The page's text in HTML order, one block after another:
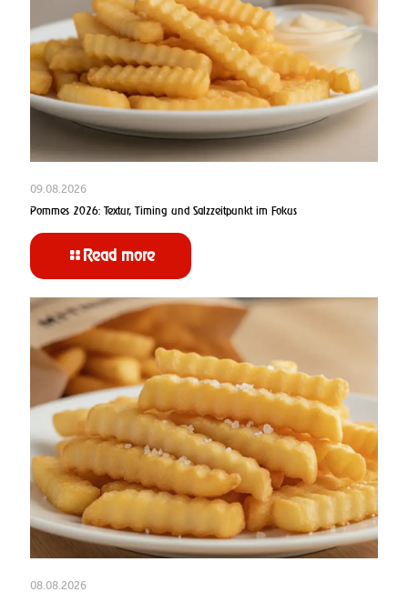
09.08.2026
Pommes 2026: Textur, Timing und Salzzeitpunkt im Fokus
Read more
08.08.2026